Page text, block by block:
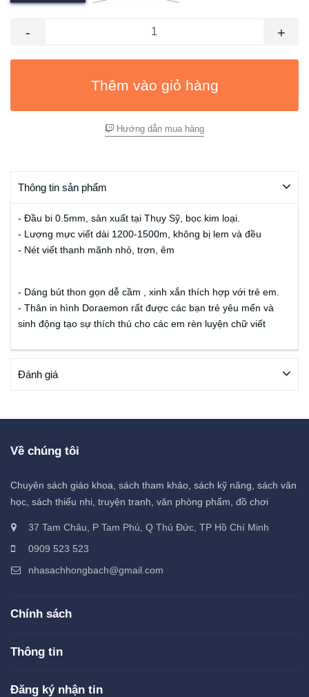
- +
Thêm vào giỏ hàng
Hướng dẫn mua hàng
Thông tin sản phẩm
- Đầu bi 0.5mm, sản xuất tại Thụy Sỹ, bọc kim loại.
- Lượng mực viết dài 1200-1500m, không bị lem và đều
- Nét viết thanh mãnh nhỏ, trơn, êm
- Dáng bút thon gọn dễ cầm , xinh xắn thích hợp với trẻ em.
- Thân in hình Doraemon rất được các bạn trẻ yêu mến và
sinh động tạo sự thích thú cho các em rèn luyện chữ viết
Đánh giá
Về chúng tôi
Chuyên sách giáo khoa, sách tham khảo, sách kỹ năng, sách văn
học, sách thiếu nhi, truyện tranh, văn phòng phẩm, đồ chơi
37 Tam Châu, P Tam Phú, Q Thủ Đức, TP Hồ Chí Minh
0909 523 523
nhasachhongbach@gmail.com
Chính sách
Thông tin
Đăng ký nhận tin